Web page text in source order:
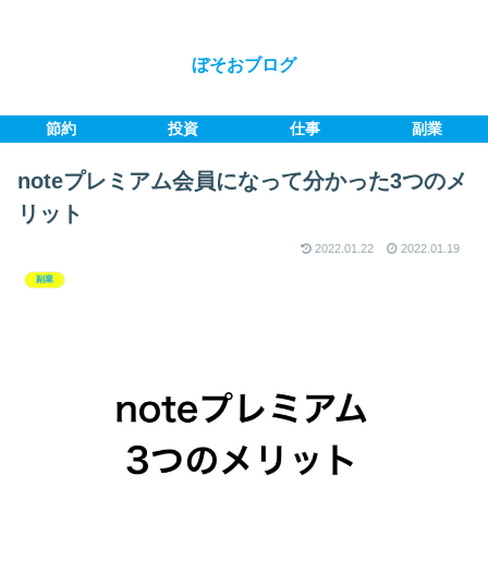
ぼそおブログ
節約 投資 仕事 副業
noteプレミアム会員になって分かった3つのメ
リット
2022.01.22 2022.01.19
副業